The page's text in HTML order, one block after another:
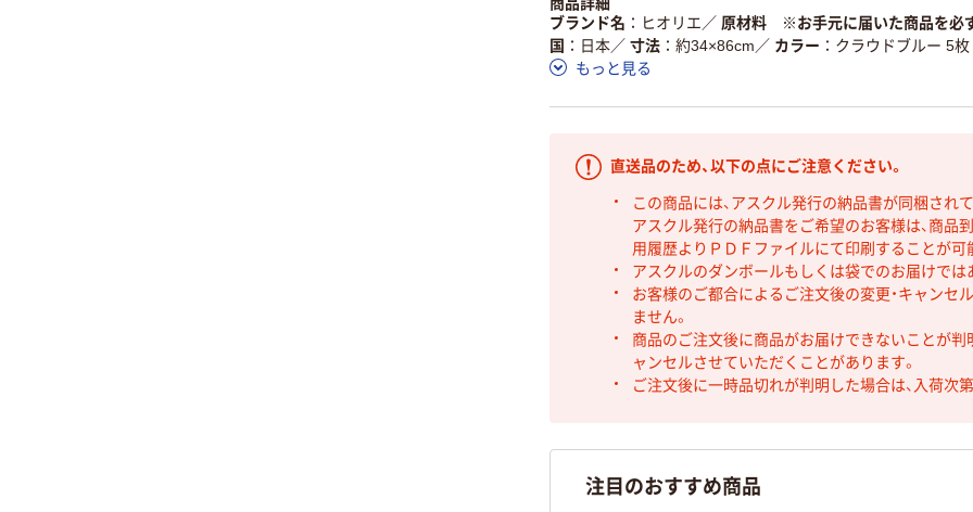
ブランド名
ヒオリエ ／ 原材料 ※お手元に届いた商品を必
国
日本／ 寸法 約34×86cm ／ カラー
クラウドブルー 5枚
もっと見る
直送品のため、以下の点にご注意ください。
この商品には、アスクル発行の納品書が同梱され
アスクル発行の納品書をご希望のお客様は、商品
用履歴よりＰＤＦファイルにて印刷することが可
アスクルのダンボールもしくは袋でのお届けでは
お客様のご都合によるご注文後の変更・キャンセ
ません。
商品のご注文後に商品がお届けできないことが判
ャンセルさせていただくことがあります。
ご注文後に一時品切れが判明した場合は、入荷次
注目のおすすめ商品